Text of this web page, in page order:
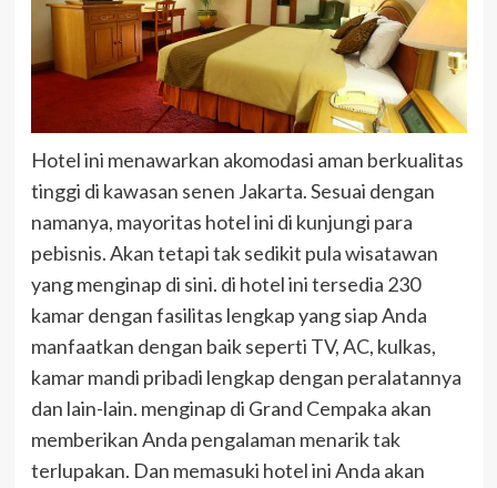
Hotel ini menawarkan akomodasi aman berkualitas
tinggi di kawasan senen Jakarta. Sesuai dengan
namanya, mayoritas hotel ini di kunjungi para
pebisnis. Akan tetapi tak sedikit pula wisatawan
yang menginap di sini. di hotel ini tersedia 230
kamar dengan fasilitas lengkap yang siap Anda
manfaatkan dengan baik seperti TV, AC, kulkas,
kamar mandi pribadi lengkap dengan peralatannya
dan lain-lain. menginap di Grand Cempaka akan
memberikan Anda pengalaman menarik tak
terlupakan. Dan memasuki hotel ini Anda akan